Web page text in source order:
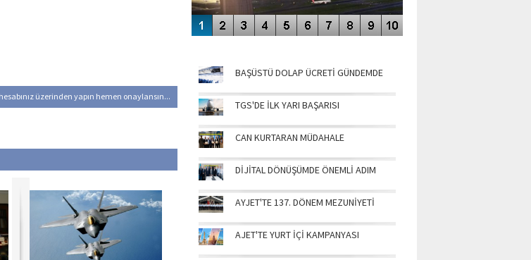
üzerinden yapın hemen onaylansın...
BAŞÜSTÜ DOLAP ÜCRETİ GÜNDEMDE
TGS'DE İLK YARI BAŞARISI
CAN KURTARAN MÜDAHALE
DİJİTAL DÖNÜŞÜMDE ÖNEMLİ ADIM
AYJET'TE 137. DÖNEM MEZUNİYETİ
AJET'TE YURT İÇİ KAMPANYASI